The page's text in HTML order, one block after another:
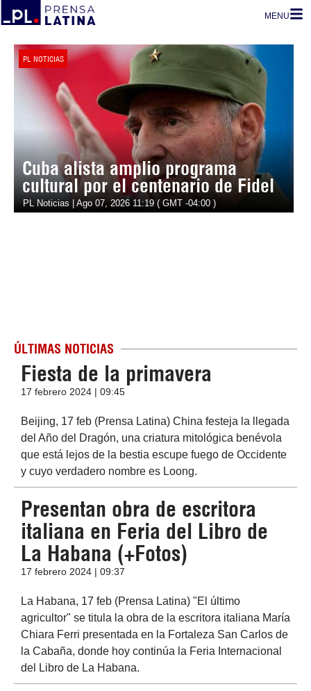
MENU
PL NOTICIAS
Cuba alista amplio programa
cultural por el centenario de Fidel
PL Noticias | Ago 07, 2026 11:19 ( GMT -04:00 )
ÚLTIMAS NOTICIAS
Fiesta de la primavera
17 febrero 2024 | 09:45
Beijing, 17 feb (Prensa Latina) China festeja la llegada
del Año del Dragón, una criatura mitológica benévola
que está lejos de la bestia escupe fuego de Occidente
y cuyo verdadero nombre es Loong.
Presentan obra de escritora
italiana en Feria del Libro de
La Habana (+Fotos)
17 febrero 2024 | 09:37
La Habana, 17 feb (Prensa Latina) "El último
agricultor" se titula la obra de la escritora italiana María
Chiara Ferri presentada en la Fortaleza San Carlos de
la Cabaña, donde hoy continúa la Feria Internacional
del Libro de La Habana.